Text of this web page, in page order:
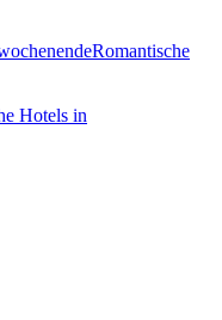
Romantische
Hotels in